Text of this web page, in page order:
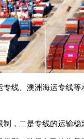
、澳洲海运专线等
，二是专线的运输稳